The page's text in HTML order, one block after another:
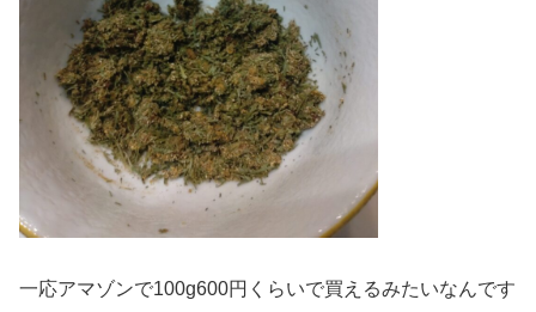
一応アマゾンで100g600円くらいで買えるみたいなんです